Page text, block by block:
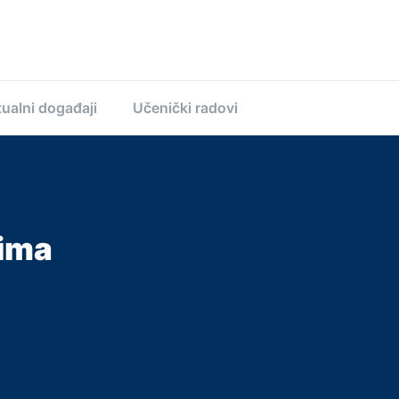
događaji Učenički radovi